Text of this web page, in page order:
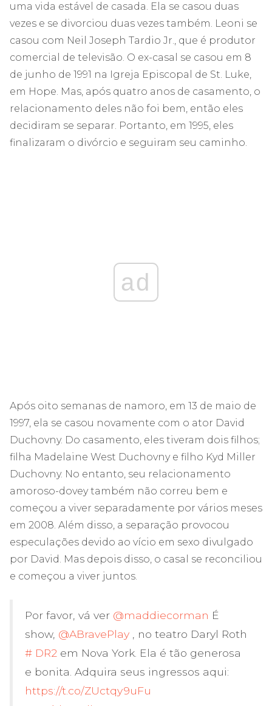
uma vida estável de casada. Ela se casou duas
vezes e se divorciou duas vezes também. Leoni se
casou com Neil Joseph Tardio Jr., que é produtor
comercial de televisão. O ex-casal se casou em 8
de junho de 1991 na Igreja Episcopal de St. Luke,
em Hope. Mas, após quatro anos de casamento, o
relacionamento deles não foi bem, então eles
decidiram se separar. Portanto, em 1995, eles
finalizaram o divórcio e seguiram seu caminho.
ad
Após oito semanas de namoro, em 13 de maio de
1997, ela se casou novamente com o ator David
Duchovny. Do casamento, eles tiveram dois filhos;
filha Madelaine West Duchovny e filho Kyd Miller
Duchovny. No entanto, seu relacionamento
amoroso-dovey também não correu bem e
começou a viver separadamente por vários meses
em 2008. Além disso, a separação provocou
especulações devido ao vício em sexo divulgado
por David. Mas depois disso, o casal se reconciliou
e começou a viver juntos.
Por favor, vá ver @maddiecorman É
show, @ABravePlay , no teatro Daryl Roth
# DR2 em Nova York. Ela é tão generosa
e bonita. Adquira seus ingressos aqui:
https://t.co/ZUctqy9uFu